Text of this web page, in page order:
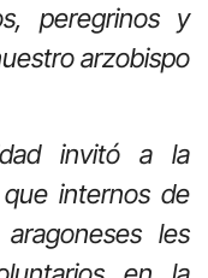
peregrinos y
arzobispo
invitó a la
internos de
les